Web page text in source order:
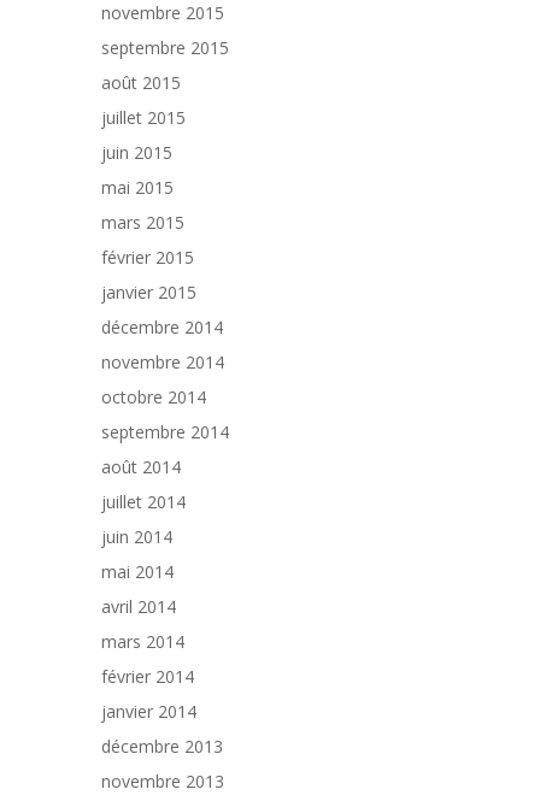
novembre 2015
septembre 2015
août 2015
juillet 2015
juin 2015
mai 2015
mars 2015
février 2015
janvier 2015
décembre 2014
novembre 2014
octobre 2014
septembre 2014
août 2014
juillet 2014
juin 2014
mai 2014
avril 2014
mars 2014
février 2014
janvier 2014
décembre 2013
novembre 2013